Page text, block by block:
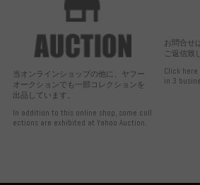
当オンラインショップの他に、ヤフー
オークションでも一部コレクションを
出品しています。
In addition to this online shop, some coll
ections are exhibited at Yahoo Auction.
お問合せ
ご返信致
Click
in 3